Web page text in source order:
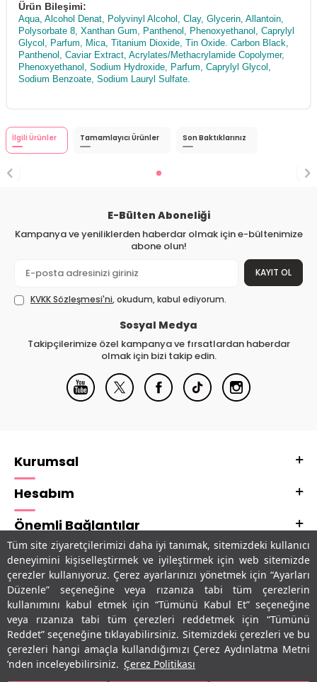
Tüm site ziyaretçilerimizi daha iyi tanımak, sitemizdeki kullanıcı
deneyimini kişiselleştirmek ve iyileştirmek için web sitemizde
çerezler kullanıyoruz. Çerez ayarlarınızı yönetmek için “Ayarları
Düzenle” seçeneğine veya rızanıza tabi tüm çerezlerin
kullanımını kabul etmek için “Tümünü Kabul Et” seçeneğine
veya rızanıza tabi tüm çerezleri reddetmek için “Tümünü
Reddet” seçeneğine tıklayabilirsiniz. Sitemizdeki çerezleri ve bu
çerezleri hangi amaçla kullandığımızı Çerez Aydınlatma Metni
’nden inceleyebilirsiniz. Çerez Politikası
Ürün Bileşimi:
Aqua, Alcohol Denat, Polyvinyl Alcohol, Clay, Glycerin, Allantoin,
Polysorbate 8, Xanthan Gum, Panthenol, Phenoxyethanol, Caprylyl
Glycol, Parfum, Mica, Titanium Dioxide, Tin Oxide. Carbon Black,
Panthenol, Caviar Extract, Acrylates/Methacrylamide Copolymer,
Phenoxyethanol, Sodium Hydroxide, Parfum, Caprylyl Glycol,
Sodium Benzoate, Sodium Lauryl Sulfate.
İlgili Ürünler Tamamlayıcı Ürünler Son Baktıklarınız
E-Bülten Aboneliği
Kampanya ve yeniliklerden haberdar olmak için e-bültenimize
abone olun!
KAYIT OL
KVKK Sözleşmesi'ni, okudum, kabul ediyorum.
Sosyal Medya
Takipçilerimize özel kampanya ve fırsatlardan haberdar
olmak için bizi takip edin.
Kurumsal
Hesabım
Önemli Bağlantılar
Adres & İletişim
Uygulamalarımız